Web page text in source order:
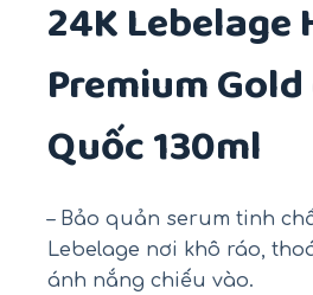
24K Lebelage
Premium
Quốc 130ml
– Bảo quản serum tinh
Lebelage nơi khô ráo,
ánh nắng chiếu vào.